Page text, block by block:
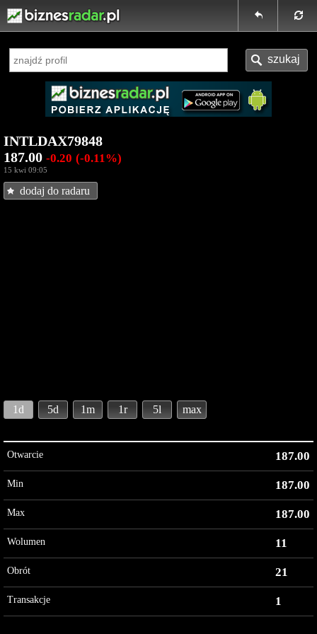
INTLDAX79848
187.00 -0.20 (-0.11%)
15 kwi 09:05
dodaj do radaru
1d 5d 1m 1r 5l max
Otwarcie 187.00
Min 187.00
Max 187.00
Wolumen 11
Obrót 21
Transakcje 1